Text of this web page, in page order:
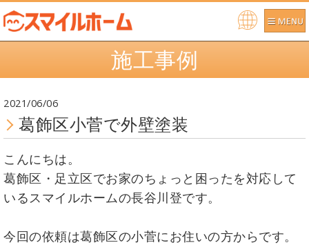
Po
re
施工事例
2021/06/06
葛飾区小菅で外壁塗装
こんにちは。
葛飾区・足立区でお家のちょっと困ったを対応して
いるスマイルホームの長谷川登です。
今回の依頼は葛飾区の小菅にお住いの方からです。